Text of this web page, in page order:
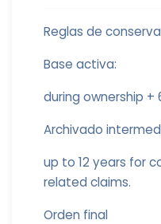
Reglas de
Base activa:
during ownership
Archivado
up to 12 years for
related claims.
Orden final